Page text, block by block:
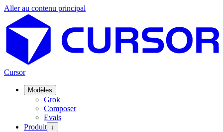
Aller au contenu principal
Cursor
Modèles
Grok
Composer
Evals
Produit ↓